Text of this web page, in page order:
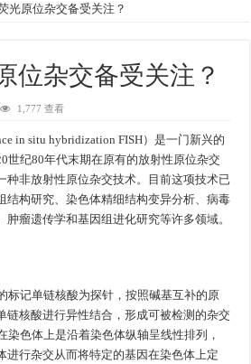
光原位杂交备受关注？
位杂交备受关注？
1,777 查看
in situ hybridization FISH）是一门新兴的
世纪80年代末期在原有的放射性原位杂交
种非放射性原位杂交技术。目前这项技术已
结构研究、染色体精细结构变异分析、病毒
瘤遗传学和基因组进化研究等许多领域。
标记单链核酸为探针，按照碱基互补的原
链核酸进行异性结合，形成可被检测的杂交
染色体上是沿着染色体纵轴呈线性排列，
进行杂交从而将特定的基因在染色体上定